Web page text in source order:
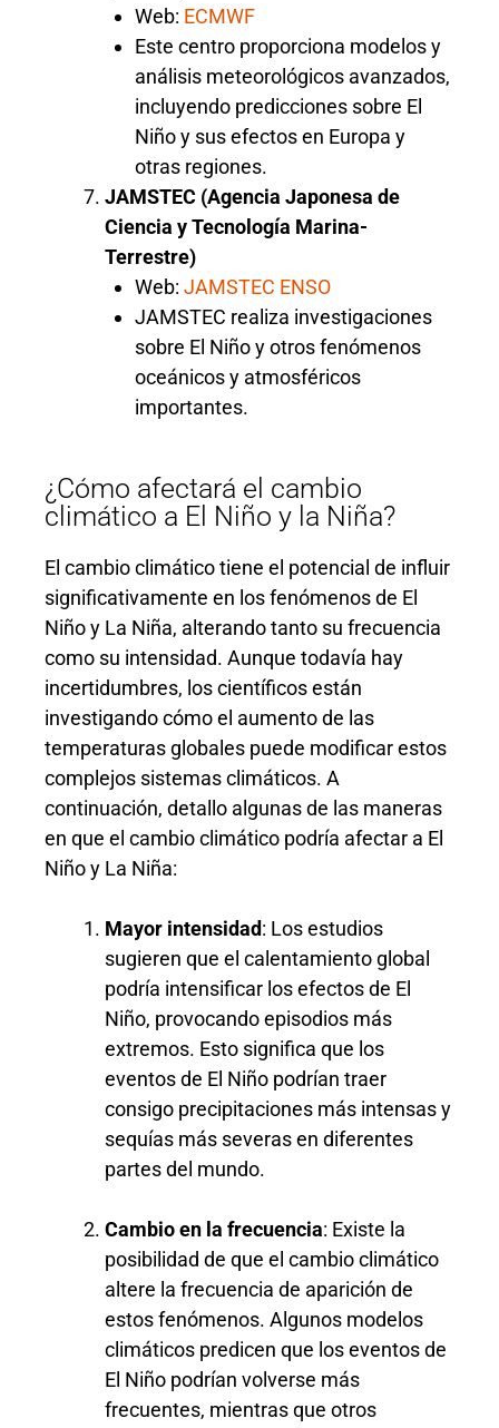
Web: ECMWF
Este centro proporciona modelos y
análisis meteorológicos avanzados,
incluyendo predicciones sobre El
Niño y sus efectos en Europa y
otras regiones.
JAMSTEC (Agencia Japonesa de
Ciencia y Tecnología Marina-
Terrestre)
Web: JAMSTEC ENSO
JAMSTEC realiza investigaciones
sobre El Niño y otros fenómenos
oceánicos y atmosféricos
importantes.
¿Cómo afectará el cambio
climático a El Niño y la Niña?
El cambio climático tiene el potencial de influir
significativamente en los fenómenos de El
Niño y La Niña, alterando tanto su frecuencia
como su intensidad. Aunque todavía hay
incertidumbres, los científicos están
investigando cómo el aumento de las
temperaturas globales puede modificar estos
complejos sistemas climáticos. A
continuación, detallo algunas de las maneras
en que el cambio climático podría afectar a El
Niño y La Niña:
Mayor intensidad: Los estudios
sugieren que el calentamiento global
podría intensificar los efectos de El
Niño, provocando episodios más
extremos. Esto significa que los
eventos de El Niño podrían traer
consigo precipitaciones más intensas y
sequías más severas en diferentes
partes del mundo.
Cambio en la frecuencia: Existe la
posibilidad de que el cambio climático
altere la frecuencia de aparición de
estos fenómenos. Algunos modelos
climáticos predicen que los eventos de
El Niño podrían volverse más
frecuentes, mientras que otros